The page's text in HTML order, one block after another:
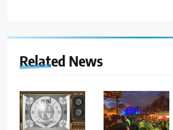
Related News